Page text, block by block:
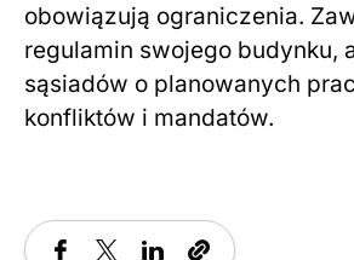
obowiązują ograniczenia.
regulamin swojego budynku,
sąsiadów o planowanych
konfliktów i mandatów.